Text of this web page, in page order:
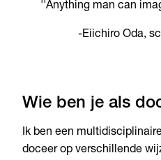
''Anything man can
-Eiichiro Oda,
Wie ben je als
Ik ben een
doceer op verschillende